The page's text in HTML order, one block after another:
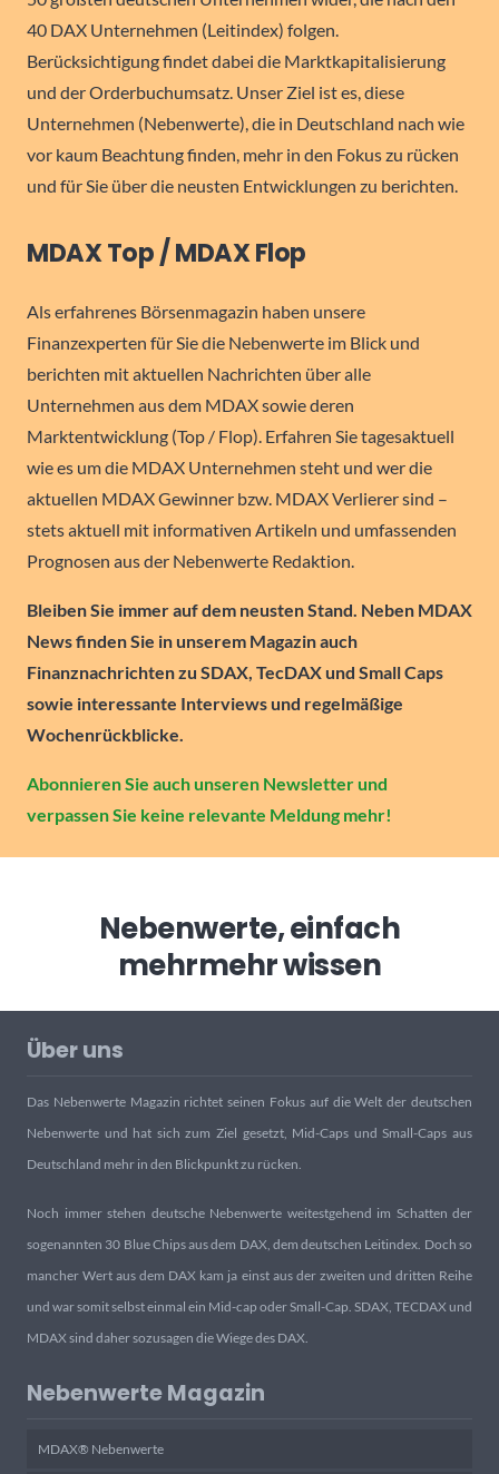
40 DAX Unternehmen (Leitindex) folgen.
Berücksichtigung findet dabei die Marktkapitalisierung
und der Orderbuchumsatz. Unser Ziel ist es, diese
Unternehmen (Nebenwerte), die in Deutschland nach wie
vor kaum Beachtung finden, mehr in den Fokus zu rücken
und für Sie über die neusten Entwicklungen zu berichten.
MDAX Top / MDAX Flop
Als erfahrenes Börsenmagazin haben unsere
Finanzexperten für Sie die Nebenwerte im Blick und
berichten mit aktuellen Nachrichten über alle
Unternehmen aus dem MDAX sowie deren
Marktentwicklung (Top / Flop). Erfahren Sie tagesaktuell
wie es um die MDAX Unternehmen steht und wer die
aktuellen MDAX Gewinner bzw. MDAX Verlierer sind –
stets aktuell mit informativen Artikeln und umfassenden
Prognosen aus der Nebenwerte Redaktion.
Bleiben Sie immer auf dem neusten Stand. Neben MDAX
News finden Sie in unserem Magazin auch
Finanznachrichten zu SDAX, TecDAX und Small Caps
sowie interessante Interviews und regelmäßige
Wochenrückblicke.
Abonnieren Sie auch unseren Newsletter und
verpassen Sie keine relevante Meldung mehr!
Nebenwerte, einfach
mehrmehr wissen
Über uns
Das Nebenwerte Magazin richtet seinen Fokus auf die Welt der deutschen
Nebenwerte und hat sich zum Ziel gesetzt, Mid-Caps und Small-Caps aus
Deutschland mehr in den Blickpunkt zu rücken.
Noch immer stehen deutsche Nebenwerte weitestgehend im Schatten der
sogenannten 30 Blue Chips aus dem DAX, dem deutschen Leitindex. Doch so
mancher Wert aus dem DAX kam ja einst aus der zweiten und dritten Reihe
und war somit selbst einmal ein Mid-cap oder Small-Cap. SDAX, TECDAX und
MDAX sind daher sozusagen die Wiege des DAX.
Nebenwerte Magazin
MDAX® Nebenwerte